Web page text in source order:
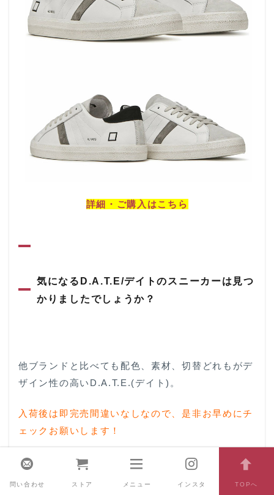
詳細・ご購入はこちら
気になるD.A.T.E/デイトのスニーカーは見つ
かりましたでしょうか？
他ブランドと比べても配色、素材、切替どれもがデ
ザイン性の高いD.A.T.E.(デイト)。
入荷後は即完売間違いなしなので、是非お早めにチ
ェックお願いします！
問い合わせ ストア メニュー インスタ TOPへ